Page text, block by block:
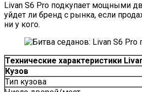
Livan S6 Pro подкупает мощными
уйдет ли бренд с рынка, если
ни у кого.
Технические характеристики
Кузов
Тип кузова